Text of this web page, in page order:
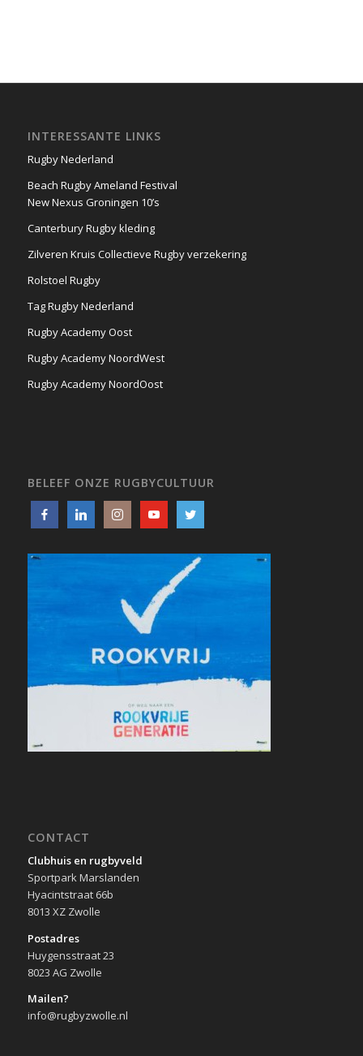
INTERESSANTE LINKS
Rugby Nederland
Beach Rugby Ameland Festival
New Nexus Groningen 10’s
Canterbury Rugby kleding
Zilveren Kruis Collectieve Rugby verzekering
Rolstoel Rugby
Tag Rugby Nederland
Rugby Academy Oost
Rugby Academy NoordWest
Rugby Academy NoordOost
BELEEF ONZE RUGBYCULTUUR
CONTACT
Clubhuis en rugbyveld
Sportpark Marslanden
Hyacintstraat 66b
8013 XZ Zwolle
Postadres
Huygensstraat 23
8023 AG Zwolle
Mailen?
info@rugbyzwolle.nl